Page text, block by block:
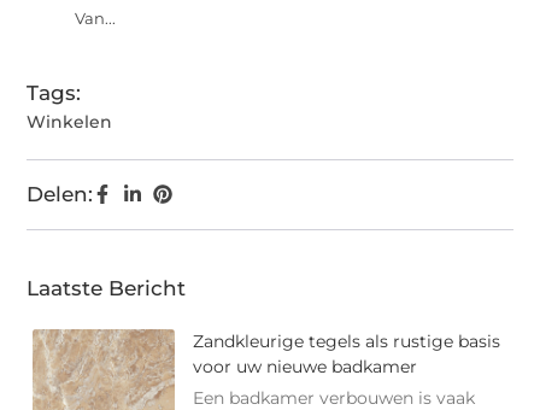
Van...
Tags:
Winkelen
Delen:
Laatste Bericht
Zandkleurige tegels als rustige basis
voor uw nieuwe badkamer
Een badkamer verbouwen is vaak